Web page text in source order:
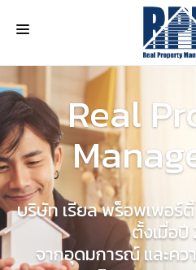
เกี่ยวกับเ
หน่วยงานที่
บทความ
ข่าวสารแล
Real
บริษัท เรียล พร็อพเพอร์
ตั้งเมื่อปี
จากอุดมการณ์ และค